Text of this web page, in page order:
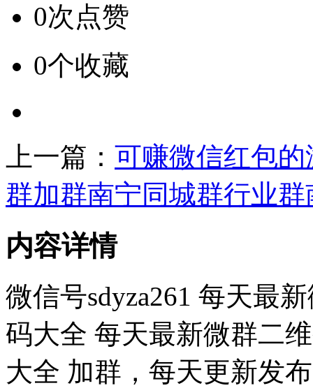
0次点赞
0个收藏
上一篇： 可赚微信红包的
群加群南宁同城群行业
内容详情
微信号sdyza261 每天最
码大全 每天最新微群二
大全 加群，每天更新发